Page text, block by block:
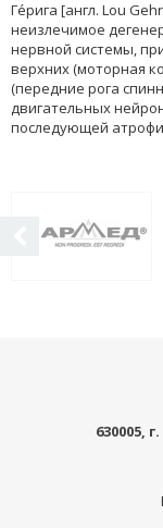
Ге́рига [англ. Lou
неизлечимое
нервной системы,
верхних (моторная
(передние рога
двигательных
последующей
630005, г.